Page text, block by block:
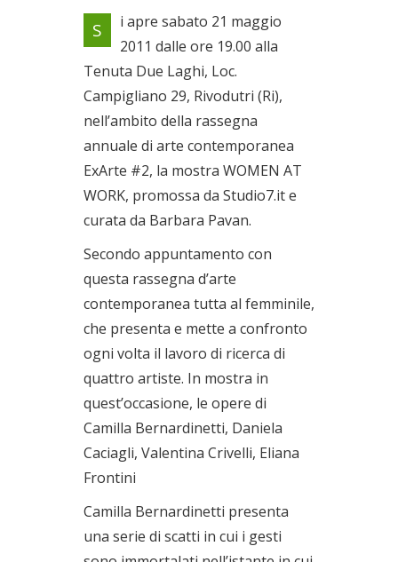
Locandina evento
Dal 21/05/2011 al
10/07/2011
S
i apre sabato 21 maggio
2011 dalle ore 19.00 alla
Tenuta Due Laghi, Loc.
Campigliano 29, Rivodutri (Ri),
nell’ambito della rassegna
annuale di arte contemporanea
ExArte #2, la mostra WOMEN AT
WORK, promossa da Studio7.it e
curata da Barbara Pavan.
Secondo appuntamento con
questa rassegna d’arte
contemporanea tutta al femminile,
che presenta e mette a confronto
ogni volta il lavoro di ricerca di
quattro artiste. In mostra in
quest’occasione, le opere di
Camilla Bernardinetti, Daniela
Caciagli, Valentina Crivelli, Eliana
Frontini
Camilla Bernardinetti presenta
una serie di scatti in cui i gesti